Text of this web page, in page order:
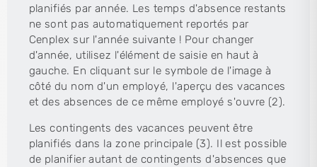
planifiés par année. Les temps d'absence restants
ne sont pas automatiquement reportés par
Cenplex sur l'année suivante ! Pour changer
d'année, utilisez l'élément de saisie en haut à
gauche. En cliquant sur le symbole de l'image à
côté du nom d'un employé, l'aperçu des vacances
et des absences de ce même employé s'ouvre (2).
Les contingents des vacances peuvent être
planifiés dans la zone principale (3). Il est possible
de planifier autant de contingents d'absences que